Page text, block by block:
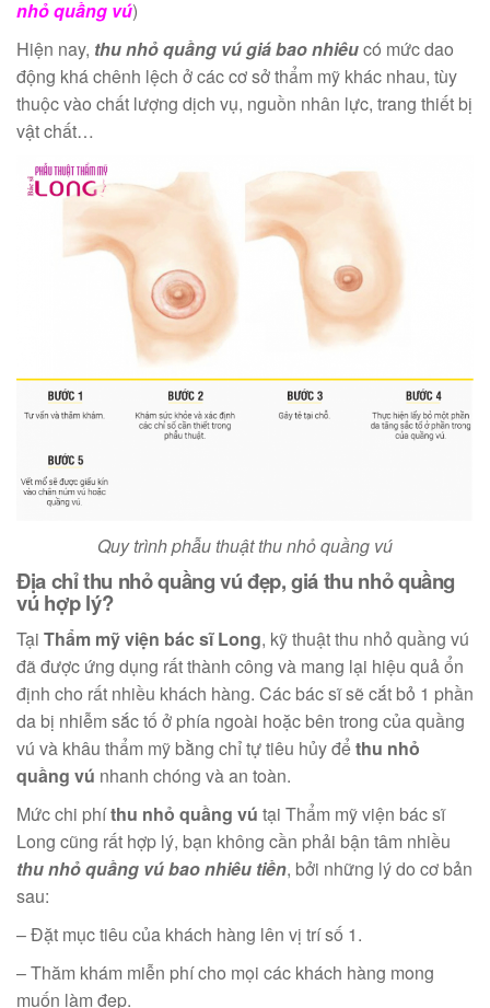
nhỏ quầng vú)
Hiện nay, thu nhỏ quầng vú giá bao nhiêucó mức dao
động khá chênh lệch ở các cơ sở thẩm mỹ khác nhau, tùy
thuộc vào chất lượng dịch vụ, nguồn nhân lực, trang thiết bị
vật chất…
Quy trình phẫu thuật thu nhỏ quầng vú
Địa chỉ thu nhỏ quầng vú đẹp, giá thu nhỏ quầng
vú hợp lý?
Tại Thẩm mỹ viện bác sĩ Long, kỹ thuật thu nhỏ quầng vú
đã được ứng dụng rất thành công và mang lại hiệu quả ổn
định cho rất nhiều khách hàng. Các bác sĩ sẽ cắt bỏ 1 phần
da bị nhiễm sắc tố ở phía ngoài hoặc bên trong của quầng
vú và khâu thẩm mỹ bằng chỉ tự tiêu hủy đểthu nhỏ
quầng vú nhanh chóng và an toàn.
Mức chi phíthu nhỏ quầng vú tại Thẩm mỹ viện bác sĩ
Long cũng rất hợp lý, bạn không cần phải bận tâm nhiều
thu nhỏ quầng vú bao nhiêu tiền, bởi những lý do cơ bản
sau:
– Đặt mục tiêu của khách hàng lên vị trí số 1.
– Thăm khám miễn phí cho mọi các khách hàng mong
muốn làm đẹp.